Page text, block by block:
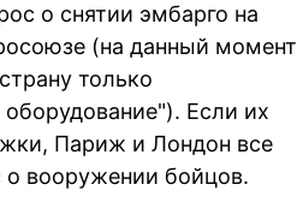
о снятии эмбарго на
(на данный момент
только
Если их
Париж и Лондон все
о вооружении бойцов.